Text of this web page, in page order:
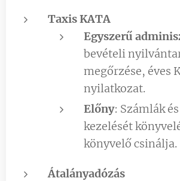
Taxis KATA
Egyszerű
bevételi
megőrzése, éves
nyilatkozat.
Előny: Számlák
kezelését
könyvelő csinálja.
Átalányadózás